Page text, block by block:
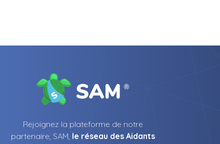
Rejoignez la plateforme de notre
partenaire, SAM, le réseau des Aidants